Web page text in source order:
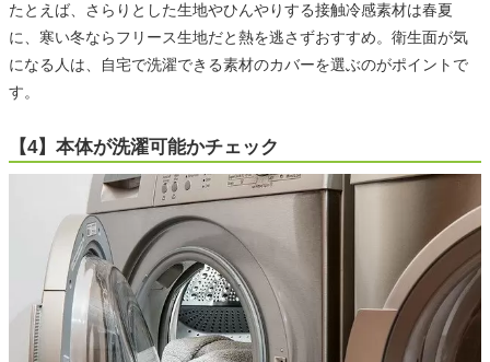
たとえば、さらりとした生地やひんやりする接触冷感素材は春夏
に、寒い冬ならフリース生地だと熱を逃さずおすすめ。衛生面が気
になる人は、自宅で洗濯できる素材のカバーを選ぶのがポイントで
す。
【4】本体が洗濯可能かチェック